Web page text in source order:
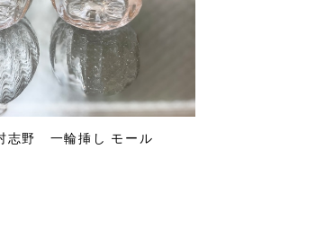
志野 一輪挿し モール